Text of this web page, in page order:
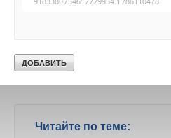
дилерской сети и каналов сбыта.
новостроек в России,
300 критериям
Читайте по теме: